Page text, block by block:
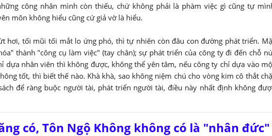
công nhân mình còn thiếu, chứ không phải là phàm việc gì cũng tự
môn không hiểu cũng cứ giả vờ là hiểu.
hơi, tối mũi tối mắt lo ứng phó, thì tự nhiên còn đâu con đường phát triển.
thành "công cụ làm việc" (tay chân); sự phát triển của công ty đi đến chỗ
dựa nhân viên thì không được, không thể yên tâm, nếu công ty chỉ dựa vào
tốt, thì biết thế nào. Khà khà, sao không niệm chú cho vòng kim cô thắt
để ràng buộc người tài, phát triển người tài, điều này nhất định không
có, Tôn Ngộ Không không có là "nhân đức"